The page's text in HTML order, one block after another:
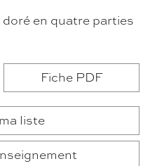
en quatre parties
Fiche PDF
liste